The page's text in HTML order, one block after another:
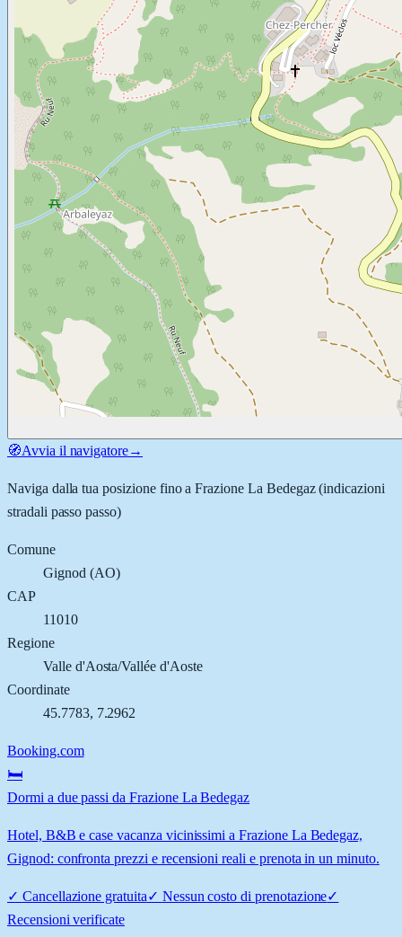
🧭Avvia il navigatore→
Naviga dalla tua posizione fino aFrazione La Bedegaz(indicazioni
stradali passo passo)
Comune
Gignod (AO)
CAP
11010
Regione
Valle d'Aosta/Vallée d'Aoste
Coordinate
45.7783, 7.2962
Booking.com
🛏️
Dormi a due passi da Frazione La Bedegaz
Hotel, B&B e case vacanza vicinissimi a Frazione La Bedegaz,
Gignod: confronta prezzi e recensioni reali e prenota in un minuto.
✓ Cancellazione gratuita✓ Nessun costo di prenotazione✓
Recensioni verificate